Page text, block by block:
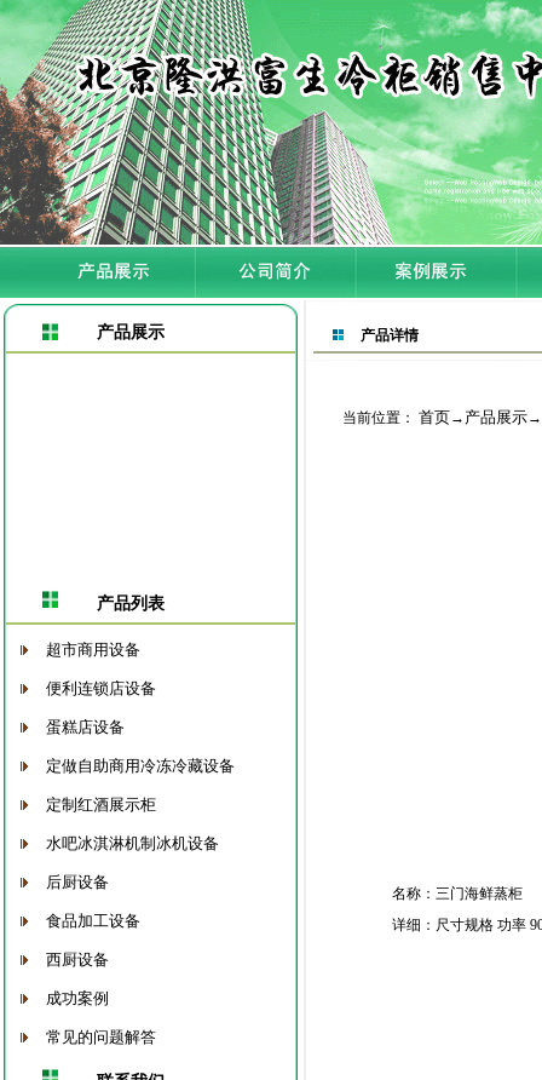
产品展示
产品列表
超市商用设备
便利连锁店设备
蛋糕店设备
定做自助商用冷冻冷藏设备
定制红酒展示柜
水吧冰淇淋机制冰机设备
后厨设备
食品加工设备
西厨设备
成功案例
常见的问题解答
产品详情
当前位置： 首页→ 产品展示→
名称：三门海鲜蒸柜
详细：尺寸规格 功率